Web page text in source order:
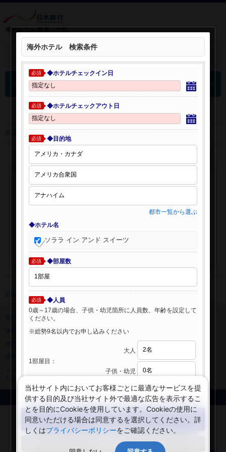
海外ホテル 検索・予約
検索条件を開く：
海外ホテル 検索結果
※表示金額はオンライン予約時の金額です。
日本旅行 トップ
旅行業登録票・約款
規約集
ニュースリリース
サイトマップ
お知らせ
Copyright © NIPPON TRAVEL AGENCY Co.,LTD. All rights reserved.
海外ホテル 検索条件
必須 ◆ホテルチェックイン日
必須 ◆ホテルチェックアウト日
必須 ◆目的地
都市一覧から選ぶ
◆ホテル名
ソララ イン アンド スイーツ
必須 ◆部屋数
必須
◆人員
0歳～17歳の場合、子供・幼児箇所に人員数、年齢を設定して
ください。
※総勢9名以内でお申し込みください
1部屋目：
大人
子供・幼児
検索する
閉じる
当社サイト内においてお客様ごとに最適なサービスを提
供する目的及び当社サイト外で最適な広告を表示するこ
とを目的にCookieを使用しています。Cookieの使用に
同意いただける場合は同意するを選択してください。詳
しくはプライバシーポリシーをご確認ください。